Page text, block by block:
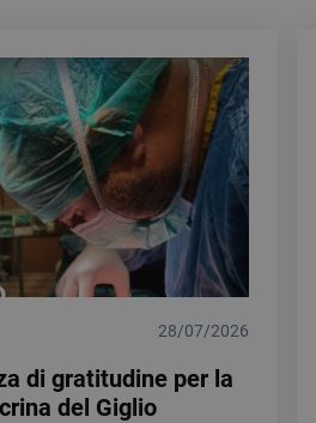
28/07/2026
di gratitudine per la
del Giglio